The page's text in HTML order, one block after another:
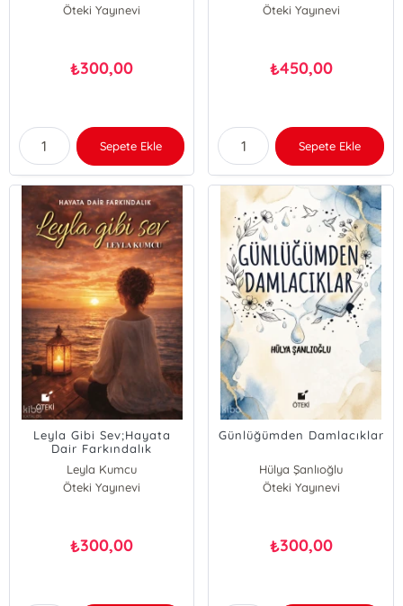
Öteki Yayınevi
₺300,00
Sepete Ekle
Öteki Yayınevi
₺450,00
Sepete Ekle
Leyla Gibi Sev;Hayata
Dair Farkındalık
Leyla Kumcu
Öteki Yayınevi
₺300,00
Günlüğümden Damlacıklar
Hülya Şanlıoğlu
Öteki Yayınevi
₺300,00